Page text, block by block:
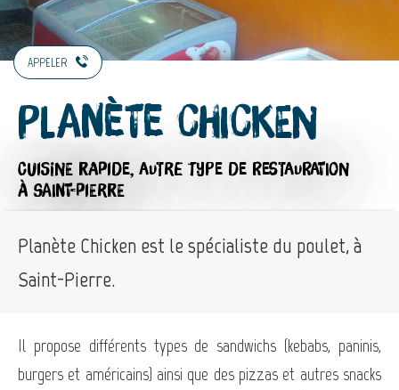
APPELER
Planète Chicken
CUISINE RAPIDE, AUTRE TYPE DE RESTAURATION
À SAINT-PIERRE
Planète Chicken est le spécialiste du poulet, à
Saint-Pierre.
Il propose différents types de sandwichs (kebabs, paninis,
burgers et américains) ainsi que des pizzas et autres snacks